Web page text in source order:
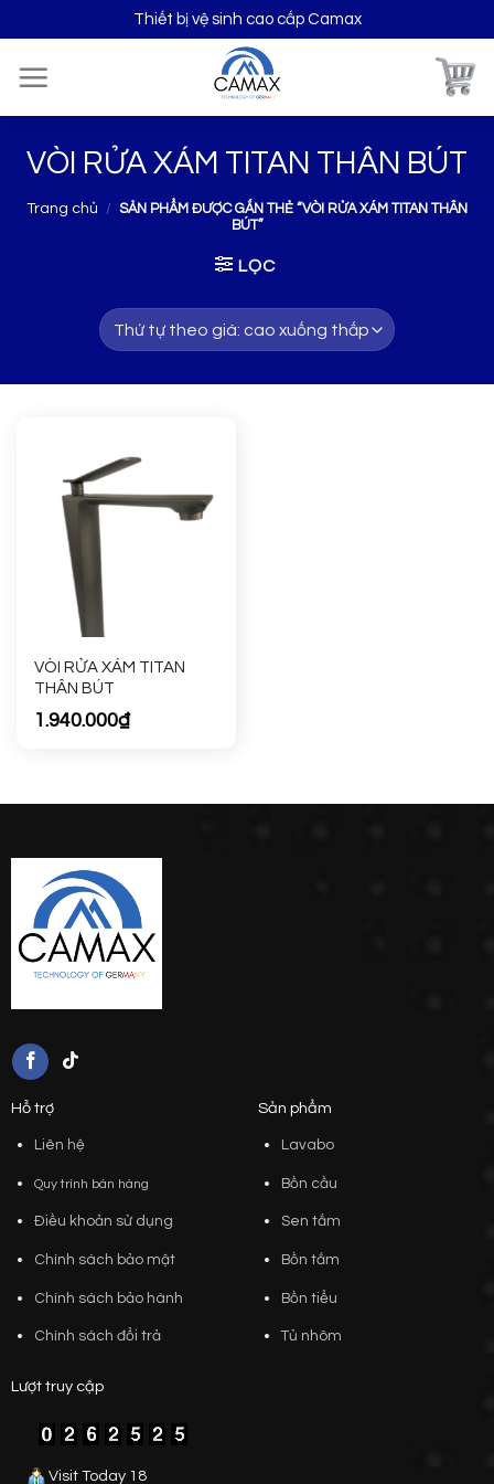
to
content
Thiết bị vệ sinh cao cấp Camax
VÒI RỬA XÁM TITAN THÂN BÚT
Trang chủ /
SẢN PHẨM ĐƯỢC GẮN THẺ “VÒI RỬA XÁM TITAN THÂN
BÚT”
LỌC
VÒI RỬA XÁM TITAN
THÂN BÚT
1.940.000₫
Hỗ trợ
Liên hệ
Quy trình bán hàng
Điều khoản sử dụng
Chính sách bảo mật
Chính sách bảo hành
Chính sách đổi trả
Sản phẩm
Lavabo
Bồn cầu
Sen tắm
Bồn tắm
Bồn tiểu
Tủ nhôm
Lượt truy cập
Visit Today 18